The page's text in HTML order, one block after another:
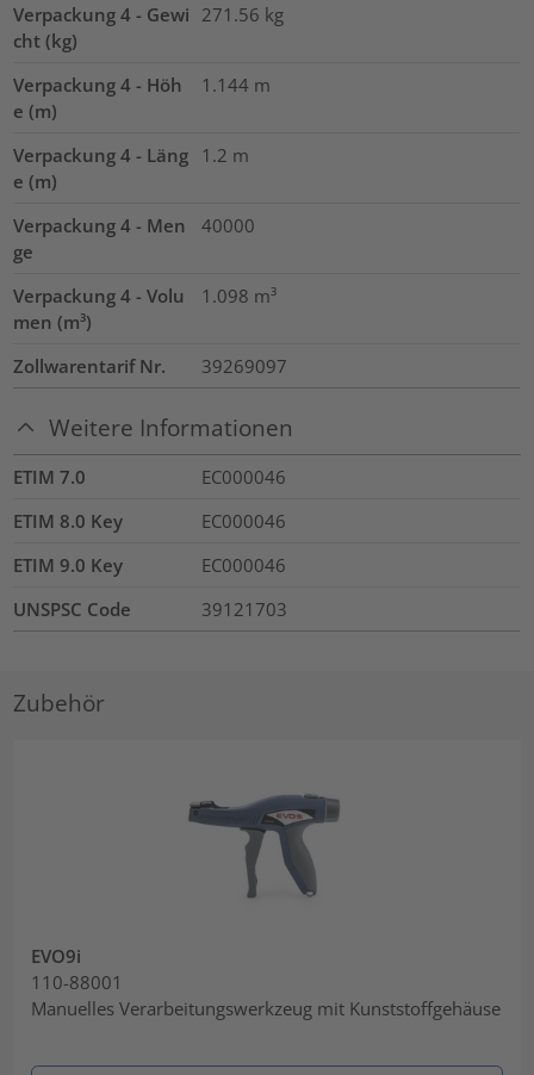
Verpackung 4 - Gewi
cht (kg)
271.56 kg
Verpackung 4 - Höh
e (m)
1.144 m
Verpackung 4 - Läng
e (m)
1.2 m
Verpackung 4 - Men
ge
40000
Verpackung 4 - Volu
men (m³)
1.098 m³
Zollwarentarif Nr. 39269097
Weitere Informationen
ETIM 7.0
EC000046
ETIM 8.0 Key
EC000046
ETIM 9.0 Key
EC000046
UNSPSC Code
39121703
Zubehör
EVO9i
110-88001
Manuelles Verarbeitungswerkzeug mit Kunststoffgehäuse